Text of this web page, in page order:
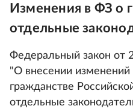
Изменения в ФЗ о
отдельные
Федеральный закон от
"О внесении
гражданстве
отдельные